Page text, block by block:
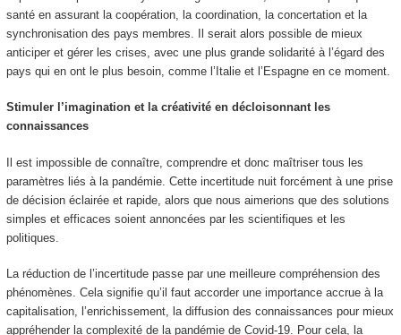
santé en assurant la coopération, la coordination, la concertation et la
synchronisation des pays membres. Il serait alors possible de mieux
anticiper et gérer les crises, avec une plus grande solidarité à l’égard des
pays qui en ont le plus besoin, comme l’Italie et l’Espagne en ce moment.
Stimuler l’imagination et la créativité en décloisonnant les
connaissances
Il est impossible de connaître, comprendre et donc maîtriser tous les
paramètres liés à la pandémie. Cette incertitude nuit forcément à une prise
de décision éclairée et rapide, alors que nous aimerions que des solutions
simples et efficaces soient annoncées par les scientifiques et les
politiques.
La réduction de l’incertitude passe par une meilleure compréhension des
phénomènes. Cela signifie qu’il faut accorder une importance accrue à la
capitalisation, l’enrichissement, la diffusion des connaissances pour mieux
appréhender la complexité de la pandémie de Covid-19. Pour cela, la